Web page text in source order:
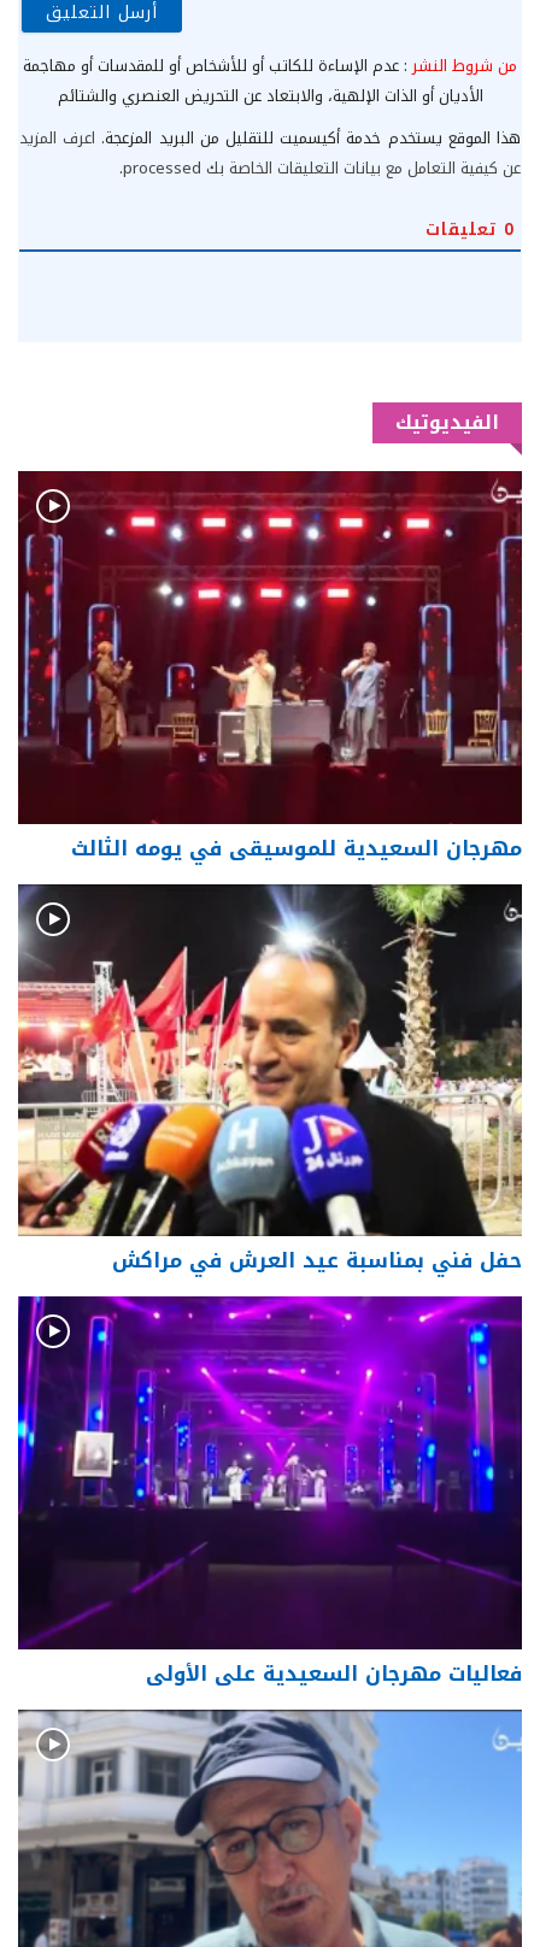
من شروط النشر : عدم الإساءة للكاتب أو للأشخاص أو للمقدسات أو مهاجمة
الأديان أو الذات الإلهية، والابتعاد عن التحريض العنصري والشتائم
هذا الموقع يستخدم خدمة أكيسميت للتقليل من البريد المزعجة. اعرف المزيد
عن كيفية التعامل مع بيانات التعليقات الخاصة بك processed
.
0 تعليقات
الفيديوتيك
مهرجان السعيدية للموسيقى في يومه الثالث
حفل فني بمناسبة عيد العرش في مراكش
فعاليات مهرجان السعيدية على الأولى